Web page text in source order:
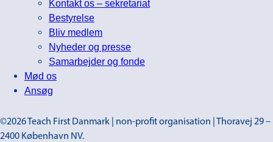
Kontakt os – sekretariat
Bestyrelse
Bliv medlem
Nyheder og presse
Samarbejder og fonde
Mød os
Ansøg
©2026 Teach First Danmark | non-profit organisation | Thoravej 29 –
2400 København NV.